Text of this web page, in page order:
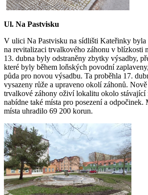
Ul. Na Pastvisku
V ulici Na Pastvisku na sídlišti Kateřinky byla
na revitalizaci trvalkového záhonu v blízkosti
13. dubna byly odstraněny zbytky výsadby,
které byly během loňských povodní
půda pro novou výsadbu. Ta proběhla 17.
vysazeny růže a upraveno okolí záhonů.
trvalkové záhony oživí lokalitu okolo stávající
nabídne také místa pro posezení a odpočinek.
místa uhradilo 69 200 korun.